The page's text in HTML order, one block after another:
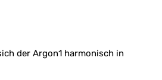
der Argon1 harmonisch in